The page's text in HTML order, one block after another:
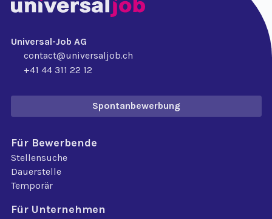
Universal-Job AG
contact@universaljob.ch
+41 44 311 22 12
Spontanbewerbung
Für Bewerbende
Stellensuche
Dauerstelle
Temporär
Für Unternehmen